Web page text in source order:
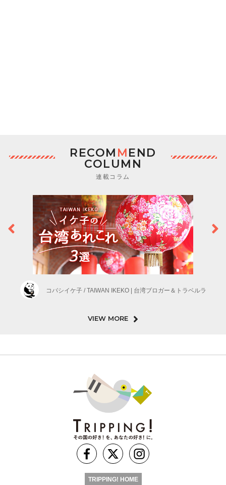
RECOM MEND
COLUMN
連載コラム
コバシイケ子 / TAIWAN IKEKO | 台湾ブロガー＆トラベルラ
VIEW MORE
TRIPPING! HOME